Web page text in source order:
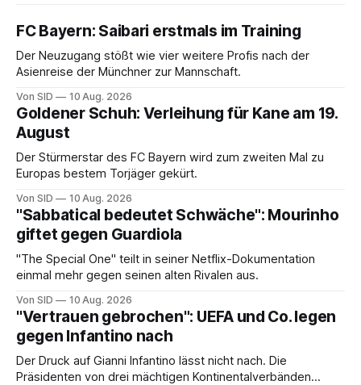
FC Bayern: Saibari erstmals im Training
Der Neuzugang stößt wie vier weitere Profis nach der
Asienreise der Münchner zur Mannschaft.
Von SID 10 Aug. 2026
Goldener Schuh: Verleihung für Kane am 19.
August
Der Stürmerstar des FC Bayern wird zum zweiten Mal zu
Europas bestem Torjäger gekürt.
Von SID 10 Aug. 2026
"Sabbatical bedeutet Schwäche": Mourinho
giftet gegen Guardiola
"The Special One" teilt in seiner Netflix-Dokumentation
einmal mehr gegen seinen alten Rivalen aus.
Von SID 10 Aug. 2026
"Vertrauen gebrochen": UEFA und Co. legen
gegen Infantino nach
Der Druck auf Gianni Infantino lässt nicht nach. Die
Präsidenten von drei mächtigen Kontinentalverbänden